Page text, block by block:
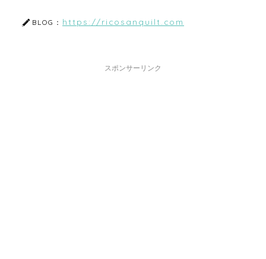
BLOG： https://ricosanquilt.com
スポンサーリンク